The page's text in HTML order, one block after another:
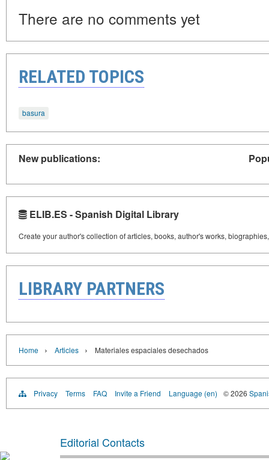
There are no comments yet
RELATED TOPICS
basura
New publications:
ELIB.ES - Spanish Digital Library
Create your author's collection of articles, books, author's works,
LIBRARY PARTNERS
Home › Articles › Materiales espaciales desechados
Privacy Terms FAQ Invite a Friend Language (en) © 2026
Editorial Contacts